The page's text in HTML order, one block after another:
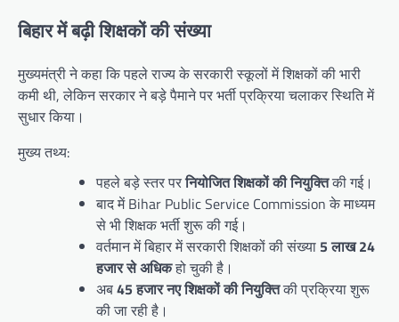
बिहार में बढ़ी शिक्षकों की संख्या
मुख्यमंत्री ने कहा कि पहले राज्य के सरकारी स्कूलों में शिक्षकों की भारी
कमी थी, लेकिन सरकार ने बड़े पैमाने पर भर्ती प्रक्रिया चलाकर स्थिति में
सुधार किया।
मुख्य तथ्य:
पहले बड़े स्तर परनियोजित शिक्षकों की नियुक्तिकी गई।
बाद में Bihar Public Service Commission के माध्यम
से भी शिक्षक भर्ती शुरू की गई।
वर्तमान में बिहार में सरकारी शिक्षकों की संख्या 5 लाख 24
हजार से अधिकहो चुकी है।
अब45 हजार नए शिक्षकों की नियुक्तिकी प्रक्रिया शुरू
की जा रही है।